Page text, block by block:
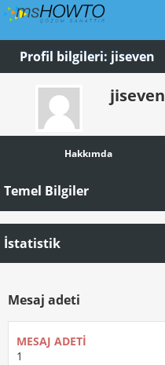
Profil bilgileri: jiseven
jiseven
Hakkımda
Temel Bilgiler
İstatistik
Mesaj adeti
MESAJ ADETI
1